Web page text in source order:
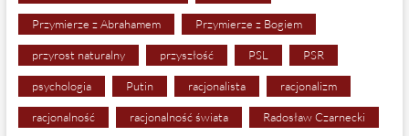
Przymierze z Abrahamem Przymierze z Bogiem
przyrost naturalny przyszłość PSL PSR
psychologia Putin racjonalista racjonalizm
racjonalność racjonalność świata Radosław Czarnecki